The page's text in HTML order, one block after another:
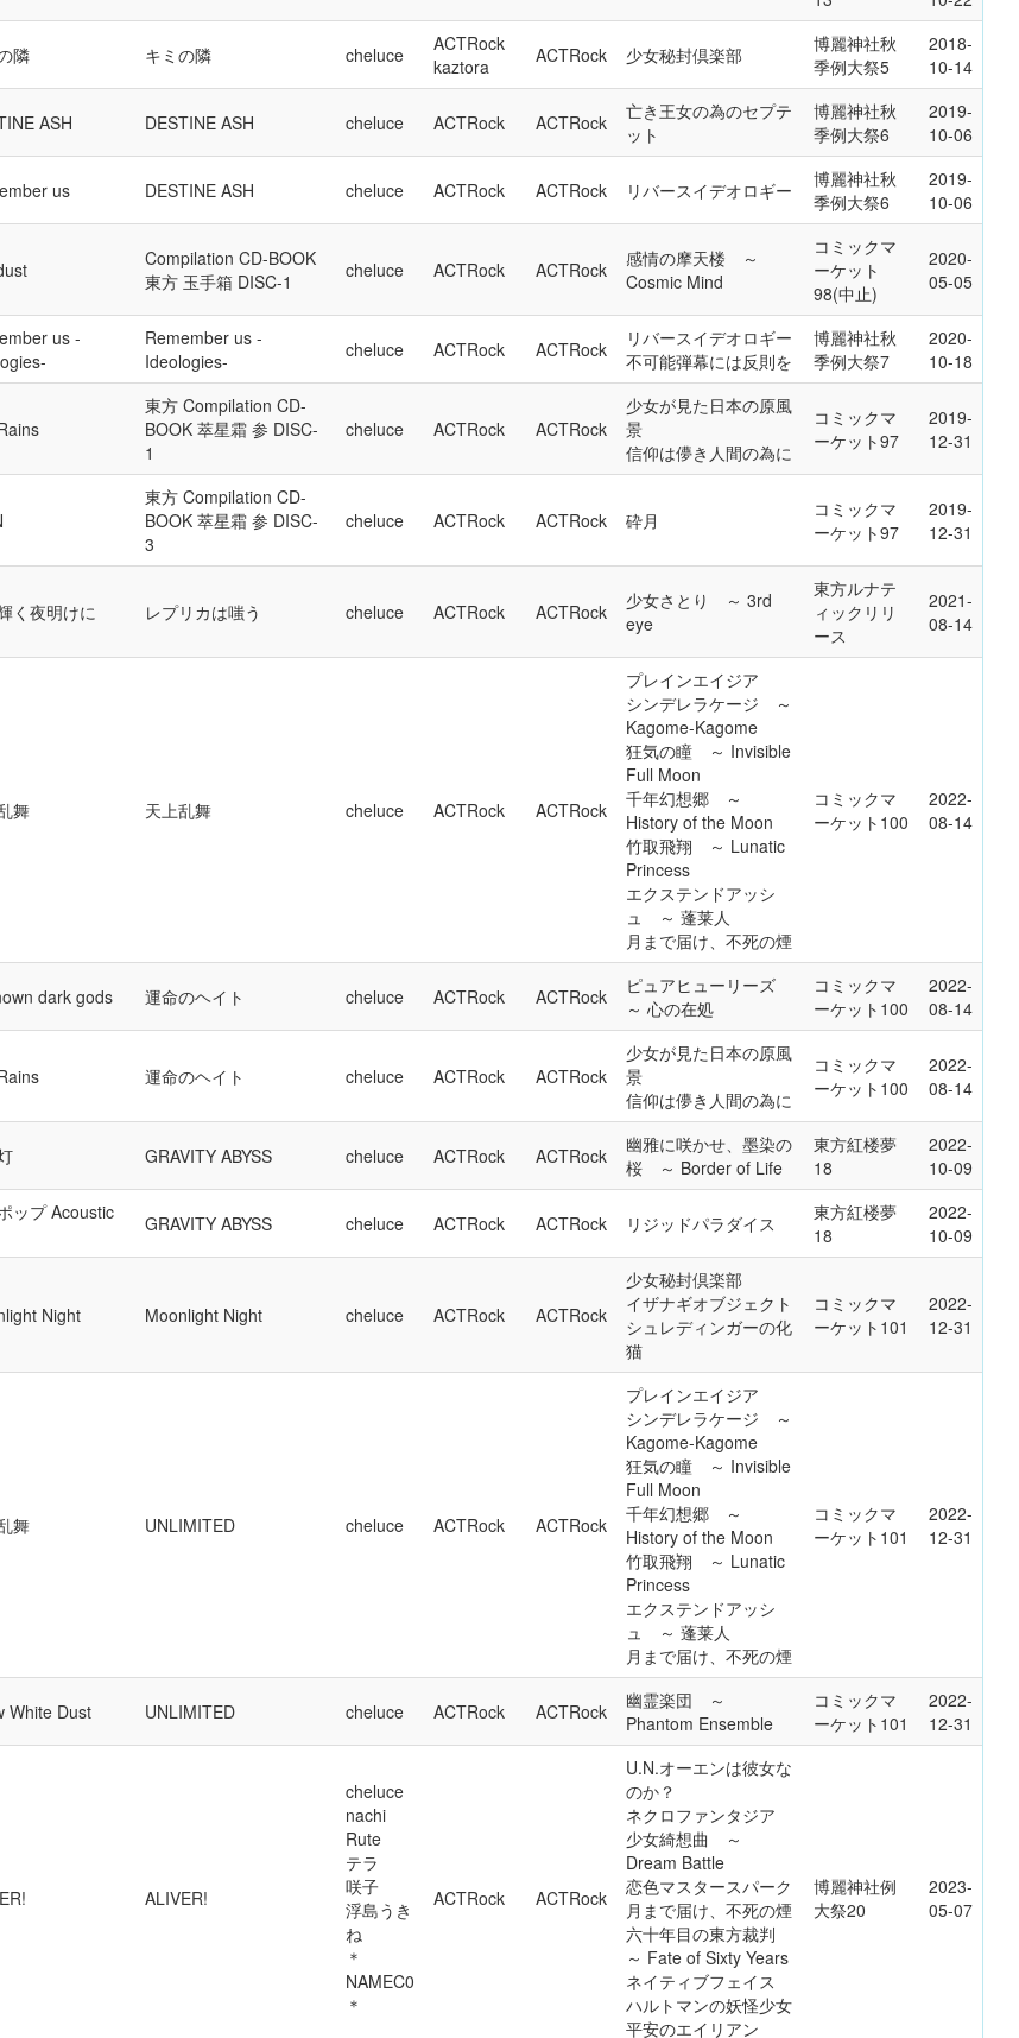
隣 キミの隣 cheluce
ACTRock
kaztora
ACTRock 少女秘封倶楽部
博麗神社秋
季例大祭5
2018-
10-14
ASH DESTINE ASH cheluce ACTRock ACTRock
亡き王女の為のセプテ
ット
博麗神社秋
季例大祭6
2019-
10-06
us DESTINE ASH cheluce ACTRock ACTRock リバースイデオロギー
博麗神社秋
季例大祭6
2019-
10-06
Compilation CD-BOOK
東方 玉手箱 DISC-1
cheluce ACTRock ACTRock
感情の摩天楼 ～
Cosmic Mind
コミックマ
ーケット
98(中止)
2020-
05-05
us -
Remember us -
Ideologies-
cheluce ACTRock ACTRock
リバースイデオロギー
不可能弾幕には反則を
博麗神社秋
季例大祭7
2020-
10-18
東方 Compilation CD-
BOOK 萃星霜 参 DISC-
1
cheluce ACTRock ACTRock
少女が見た日本の原風
景
信仰は儚き人間の為に
コミックマ
ーケット97
2019-
12-31
東方 Compilation CD-
BOOK 萃星霜 参 DISC-
3
cheluce ACTRock ACTRock 砕月
コミックマ
ーケット97
2019-
12-31
く夜明けに レプリカは嗤う cheluce ACTRock ACTRock
少女さとり ～ 3rd
eye
東方ルナテ
ィックリリ
ース
2021-
08-14
舞 天上乱舞 cheluce ACTRock ACTRock
プレインエイジア
シンデレラケージ ～
Kagome-Kagome
狂気の瞳 ～ Invisible
Full Moon
千年幻想郷 ～
History of the Moon
竹取飛翔 ～ Lunatic
Princess
エクステンドアッシ
ュ ～ 蓬莱人
月まで届け、不死の煙
コミックマ
ーケット100
2022-
08-14
dark gods 運命のヘイト cheluce ACTRock ACTRock
ピュアヒューリーズ
～ 心の在処
コミックマ
ーケット100
2022-
08-14
運命のヘイト cheluce ACTRock ACTRock
少女が見た日本の原風
景
信仰は儚き人間の為に
コミックマ
ーケット100
2022-
08-14
GRAVITY ABYSS cheluce ACTRock ACTRock
幽雅に咲かせ、墨染の
桜 ～ Border of Life
東方紅楼夢
18
2022-
10-09
ップ Acoustic
GRAVITY ABYSS cheluce ACTRock ACTRock リジッドパラダイス
東方紅楼夢
18
2022-
10-09
Night Moonlight Night cheluce ACTRock ACTRock
少女秘封倶楽部
イザナギオブジェクト
シュレディンガーの化
猫
コミックマ
ーケット101
2022-
12-31
舞 UNLIMITED cheluce ACTRock ACTRock
プレインエイジア
シンデレラケージ ～
Kagome-Kagome
狂気の瞳 ～ Invisible
Full Moon
千年幻想郷 ～
History of the Moon
竹取飛翔 ～ Lunatic
Princess
エクステンドアッシ
ュ ～ 蓬莱人
月まで届け、不死の煙
コミックマ
ーケット101
2022-
12-31
White Dust UNLIMITED cheluce ACTRock ACTRock
幽霊楽団 ～
Phantom Ensemble
コミックマ
ーケット101
2022-
12-31
ALIVER!
cheluce
nachi
Rute
テラ
咲子
浮島うき
ね
＊
NAMEC0
＊
ACTRock ACTRock
U.N.オーエンは彼女な
のか？
ネクロファンタジア
少女綺想曲 ～
Dream Battle
恋色マスタースパーク
月まで届け、不死の煙
六十年目の東方裁判
～ Fate of Sixty Years
ネイティブフェイス
ハルトマンの妖怪少女
平安のエイリアン
博麗神社例
大祭20
2023-
05-07